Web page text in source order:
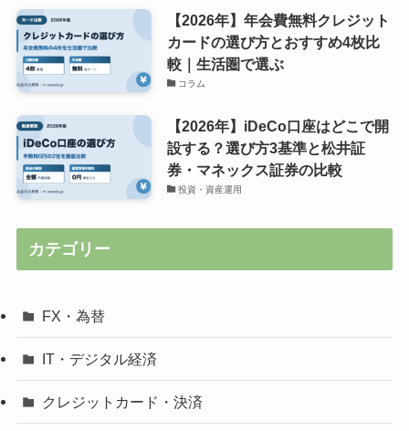
【2026年】年会費無料クレジット
カードの選び方とおすすめ4枚比
較｜生活圏で選ぶ
コラム
【2026年】iDeCo口座はどこで開
設する？選び方3基準と松井証
券・マネックス証券の比較
投資・資産運用
カテゴリー
FX・為替
IT・デジタル経済
クレジットカード・決済